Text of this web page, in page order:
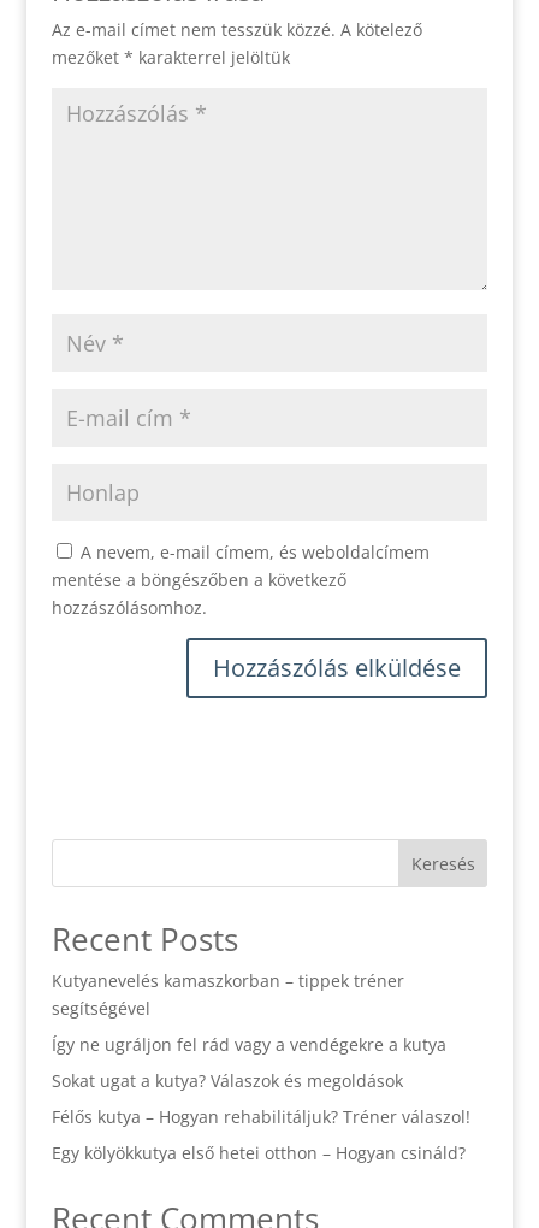
Az e-mail címet nem tesszük közzé. A kötelező
mezőket * karakterrel jelöltük
A nevem, e-mail címem, és weboldalcímem
mentése a böngészőben a következő
hozzászólásomhoz.
Keresés
Recent Posts
Kutyanevelés kamaszkorban – tippek tréner
segítségével
Így ne ugráljon fel rád vagy a vendégekre a kutya
Sokat ugat a kutya? Válaszok és megoldások
Félős kutya – Hogyan rehabilitáljuk? Tréner válaszol!
Egy kölyökkutya első hetei otthon – Hogyan csináld?
Recent Comments